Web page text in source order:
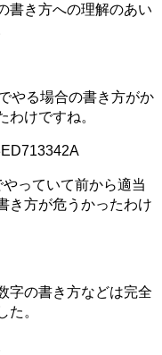
書き方への理解のあい
やる場合の書き方がか
わけですね。
っていて前から適当
き方が危うかったわけ
字の書き方などは完全
た。